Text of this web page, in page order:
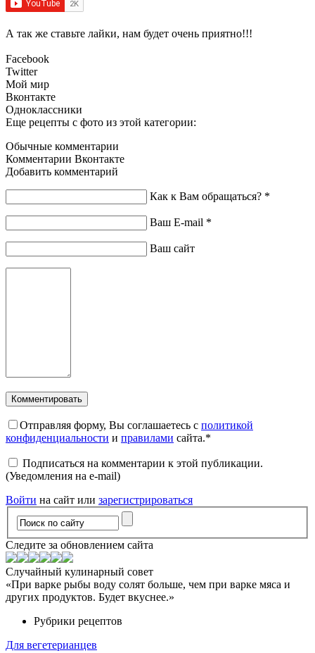
А так же ставьте лайки, нам будет очень приятно!!!
Facebook
Twitter
Мой мир
Вконтакте
Одноклассники
Еще рецепты с фото из этой категории:
Обычные комментарии
Комментарии Вконтакте
Добавить комментарий
Как к Вам обращаться? *
Ваш E-mail *
Ваш сайт
Отправляя форму, Вы соглашаетесь с политикой
конфиденциальности и правилами сайта.*
Подписаться на комментарии к этой публикации.
(Уведомления на e-mail)
Войти на сайт или зарегистрироваться
Следите за обновлением сайта
Случайный кулинарный совет
«При варке рыбы воду солят больше, чем при варке мяса и
других продуктов. Будет вкуснее.»
Рубрики рецептов
Для вегетерианцев